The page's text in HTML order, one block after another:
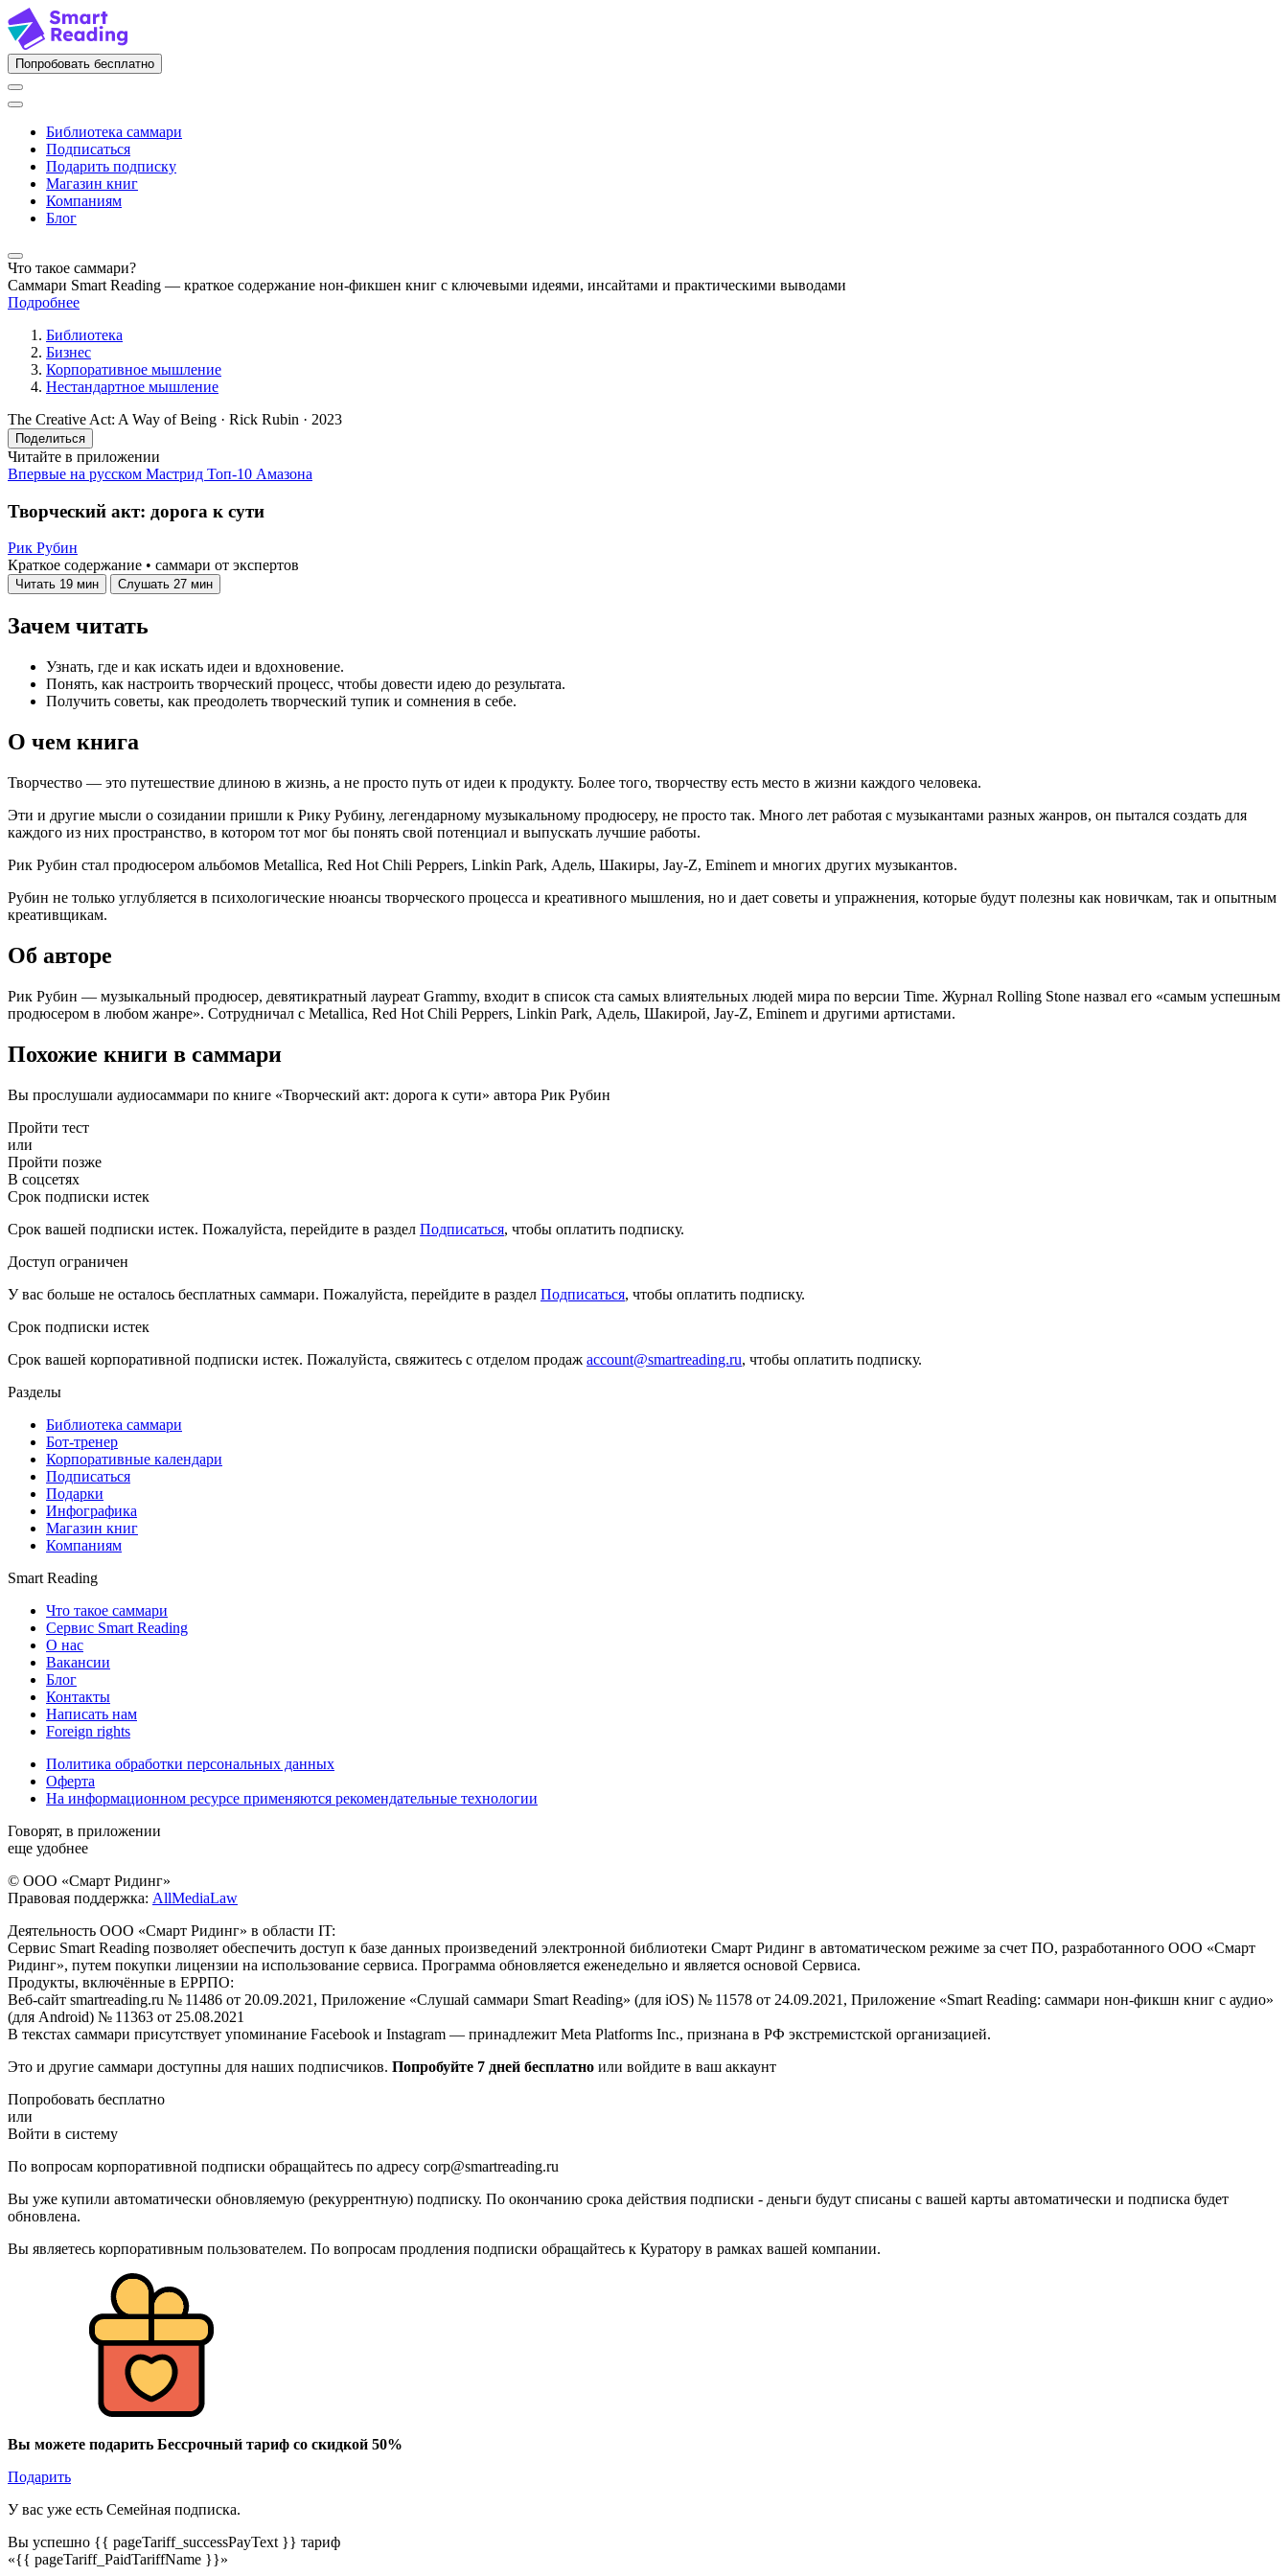
Попробовать бесплатно
Библиотека саммари
Подписаться
Подарить подписку
Магазин книг
Компаниям
Блог
Что такое саммари?
Саммари Smart Reading — краткое содержание нон-фикшен книг с ключевыми идеями, инсайтами и практическими выводами
Подробнее
Библиотека
Бизнес
Корпоративное мышление
Нестандартное мышление
The Creative Act: A Way of Being · Rick Rubin · 2023
Поделиться
Читайте в приложении
Впервые на русском Мастрид Топ-10 Амазона
Творческий акт: дорога к сути
Рик Рубин
Краткое содержание • саммари от экспертов
Читать 19 мин Слушать 27 мин
Зачем читать
Узнать, где и как искать идеи и вдохновение.
Понять, как настроить творческий процесс, чтобы довести идею до результата.
Получить советы, как преодолеть творческий тупик и сомнения в себе.
О чем книга
Творчество — это путешествие длиною в жизнь, а не просто путь от идеи к продукту. Более того, творчеству есть место в жизни каждого человека.
Эти и другие мысли о созидании пришли к Рику Рубину, легендарному музыкальному продюсеру, не просто так. Много лет работая с музыкантами разных жанров, он пытался создать для
каждого из них пространство, в котором тот мог бы понять свой потенциал и выпускать лучшие работы.
Рик Рубин стал продюсером альбомов Metallica, Red Hot Chili Peppers, Linkin Park, Адель, Шакиры, Jay-Z, Eminem и многих других музыкантов.
Рубин не только углубляется в психологические нюансы творческого процесса и креативного мышления, но и дает советы и упражнения, которые будут полезны как новичкам, так и опытным
креативщикам.
Об авторе
Рик Рубин — музыкальный продюсер, девятикратный лауреат Grammy, входит в список ста самых влиятельных людей мира по версии Time. Журнал Rolling Stone назвал его «самым успешным
продюсером в любом жанре». Сотрудничал с Metallica, Red Hot Chili Peppers, Linkin Park, Адель, Шакирой, Jay-Z, Eminem и другими артистами.
Похожие книги в саммари
Вы прослушали аудиосаммари по книге «Творческий акт: дорога к сути» автора Рик Рубин
Пройти тест
или
Пройти позже
В соцсетях
Срок подписки истек
Срок вашей подписки истек. Пожалуйста, перейдите в раздел Подписаться, чтобы оплатить подписку.
Доступ ограничен
У вас больше не осталось бесплатных саммари. Пожалуйста, перейдите в раздел Подписаться, чтобы оплатить подписку.
Срок подписки истек
Срок вашей корпоративной подписки истек. Пожалуйста, свяжитесь с отделом продаж account@smartreading.ru, чтобы оплатить подписку.
Разделы
Библиотека саммари
Бот-тренер
Корпоративные календари
Подписаться
Подарки
Инфографика
Магазин книг
Компаниям
Smart Reading
Что такое саммари
Сервис Smart Reading
О нас
Вакансии
Блог
Контакты
Написать нам
Foreign rights
Политика обработки персональных данных
Оферта
На информационном ресурсе применяются рекомендательные технологии
Говорят, в приложении
еще удобнее
© ООО «Смарт Ридинг»
Правовая поддержка: AllMediaLaw
Деятельность ООО «Смарт Ридинг» в области IT:
Сервис Smart Reading позволяет обеспечить доступ к базе данных произведений электронной библиотеки Смарт Ридинг в автоматическом режиме за счет ПО, разработанного ООО «Смарт
Ридинг», путем покупки лицензии на использование сервиса. Программа обновляется еженедельно и является основой Сервиса.
Продукты, включённые в ЕРРПО:
Веб-сайт smartreading.ru № 11486 от 20.09.2021, Приложение «Слушай саммари Smart Reading» (для iOS) № 11578 от 24.09.2021, Приложение «Smart Reading: саммари нон-фикшн книг с аудио»
(для Android) № 11363 от 25.08.2021
В текстах саммари присутствует упоминание Facebook и Instagram — принадлежит Meta Platforms Inc., признана в РФ экстремистской организацией.
Это и другие саммари доступны для наших подписчиков. Попробуйте 7 дней бесплатно или войдите в ваш аккаунт
Попробовать бесплатно
или
Войти в систему
По вопросам корпоративной подписки обращайтесь по адресу corp@smartreading.ru
Вы уже купили автоматически обновляемую (рекуррентную) подписку. По окончанию срока действия подписки - деньги будут списаны с вашей карты автоматически и подписка будет
обновлена.
Вы являетесь корпоративным пользователем. По вопросам продления подписки обращайтесь к Куратору в рамках вашей компании.
Вы можете подарить Бессрочный тариф со скидкой 50%
Подарить
У вас уже есть Семейная подписка.
Вы успешно {{ pageTariff_successPayText }} тариф
«{{ pageTariff_PaidTariffName }}»